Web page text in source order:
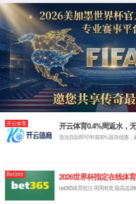
1后页面自动跳转立即跳转